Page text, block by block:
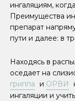
ингаляциям,
Преимущества
препарат
пути и далее: в
Находясь в
оседает на
гриппа
и ОРВИ
ингаляции и